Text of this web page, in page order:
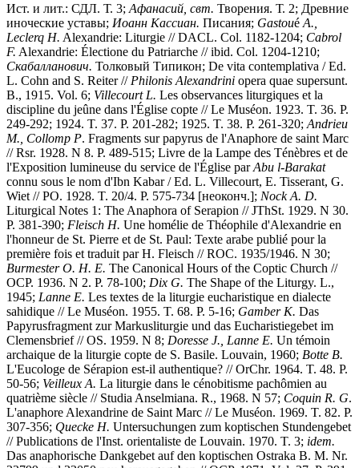
Ист. и лит.: СДЛ. Т. 3; Афанасий, свт. Творения. Т. 2; Древние
иноческие уставы; Иоанн Кассиан. Писания; Gastoué A.,
Leclerq H. Alexandrie: Liturgie // DACL. Col. 1182-1204; Cabrol
F. Alexandrie: Électione du Patriarche // ibid. Col. 1204-1210;
Скабалланович. Толковый Типикон; De vita contemplativa / Ed.
L. Cohn and S. Reiter // Philonis Alexandrini opera quae supersunt.
B., 1915. Vol. 6; Villecourt L. Les observances liturgiques et la
discipline du jeûne dans l'Église copte // Le Muséon. 1923. T. 36. P.
249-292; 1924. T. 37. P. 201-282; 1925. T. 38. P. 261-320; Andrieu
M., Collomp P. Fragments sur papyrus de l'Anaphore de saint Marc
// Rsr. 1928. N 8. P. 489-515; Livre de la Lampe des Ténèbres et de
l'Exposition lumineuse du service de l'Église parAbu l-Barakat
connu sous le nom d'Ibn Kabar / Еd. L. Villecourt, E. Tisserant, G.
Wiet // PO. 1928. T. 20/4. P. 575-734 [неоконч.]; Nock A. D.
Liturgical Notes 1: The Anaphora of Serapion // JThSt. 1929. N 30.
P. 381-390; Fleisch H. Une homélie de Théophile d'Alexandrie en
l'honneur de St. Pierre et de St. Paul: Texte arabe publié pour la
première fois et traduit par H. Fleisch // ROС. 1935/1946. N 30;
Burmester O. H. E. The Canonical Hours of the Coptic Church //
OCP. 1936. N 2. P. 78-100; Dix G. The Shape of the Liturgy. L.,
1945; Lanne E. Les textes de la liturgie eucharistique en dialecte
sahidique // Le Muséon. 1955. T. 68. P. 5-16; Gamber K. Das
Papyrusfragment zur Markusliturgie und das Eucharistiegebet im
Clemensbrief // OS. 1959. N 8; Doresse J., Lanne E. Un témoin
archaique de la liturgie copte de S. Basile. Louvain, 1960; Botte B.
L'Eucologe de Sérapion est-il authentique? // OrChr. 1964. T. 48. P.
50-56; Veilleux A. La liturgie dans le cénobitisme pachômien au
quatrième siècle // Studia Anselmiana. R., 1968. N 57; Coquin R. G.
L'anaphore Alexandrine de Saint Marc // Le Muséon. 1969. T. 82. P.
307-356; Quecke H. Untersuchungen zum koptischen Stundengebet
// Publications de l'Inst. orientaliste de Louvain. 1970. T. 3; idem.
Das anaphorische Dankgebet auf den koptischen Ostraka B. M. Nr.